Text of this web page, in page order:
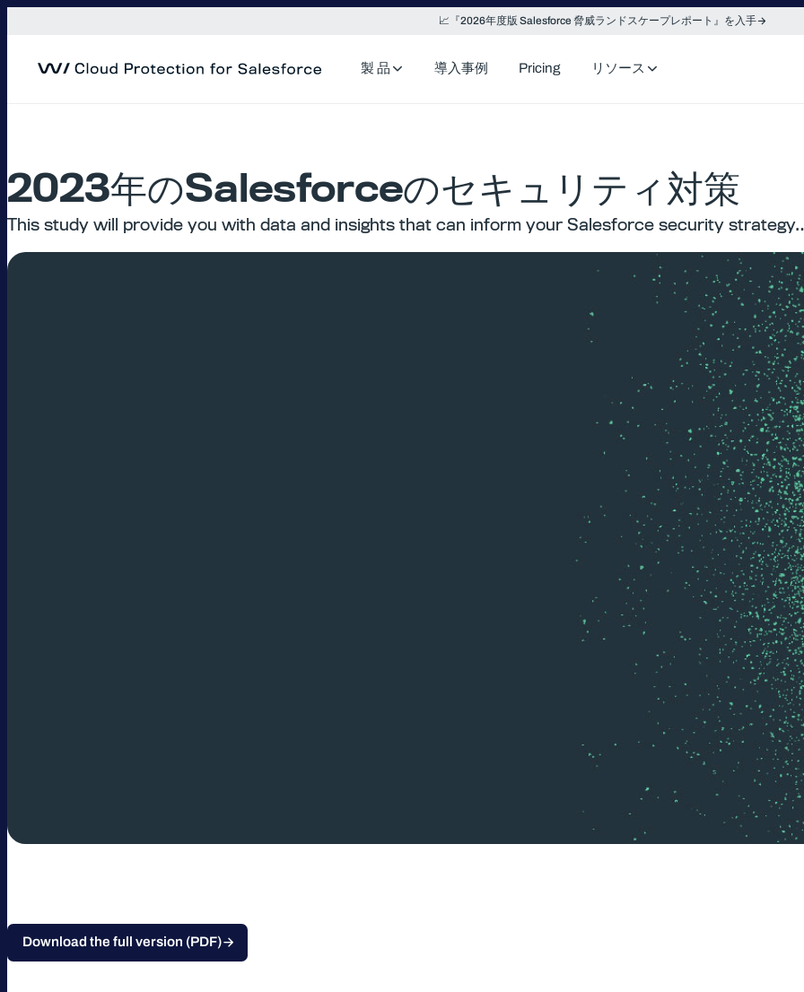
📈『2026年度版 Salesforce 脅威ランドスケープレポート』を入手
製 品 導入事例 Pricing リソース
2023年のSalesforceのセキュリティ対策
This study will provide you with data and insights that can inform your Salesforce security
Download the full version (PDF)